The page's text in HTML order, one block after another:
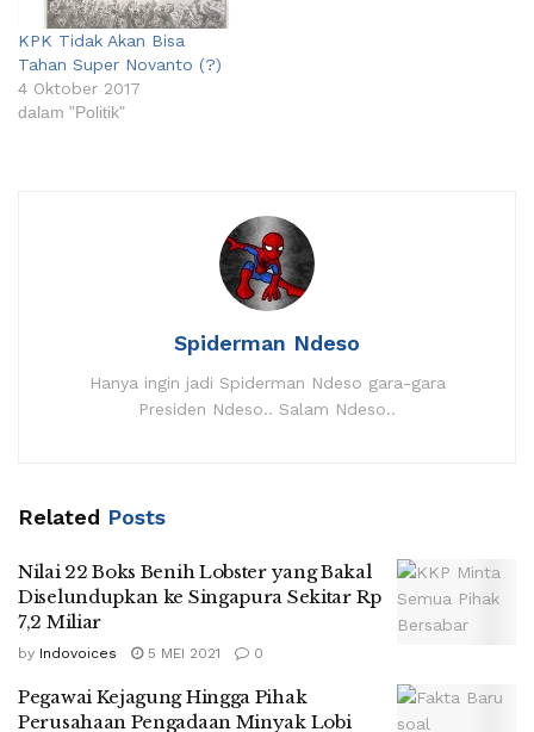
KPK Tidak Akan Bisa
Tahan Super Novanto (?)
4 Oktober 2017
dalam "Politik"
Spiderman Ndeso
Hanya ingin jadi Spiderman Ndeso gara-gara
Presiden Ndeso.. Salam Ndeso..
Related Posts
Nilai 22 Boks Benih Lobster yang Bakal
Diselundupkan ke Singapura Sekitar Rp
7,2 Miliar
by Indovoices 5 MEI 2021 0
Pegawai Kejagung Hingga Pihak
Perusahaan Pengadaan Minyak Lobi